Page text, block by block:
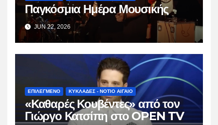
Παγκόσμια Ημέρα Μουσικής
JUN 22, 2026
ΕΠΙΛΕΓΜΕΝΟ ΚΥΚΛΑΔΕΣ - ΝΟΤΙΟ ΑΙΓΑΙΟ
«Καθαρές Κουβέντες» από τον
Γιώργο Κατσίπη στο OPEN TV